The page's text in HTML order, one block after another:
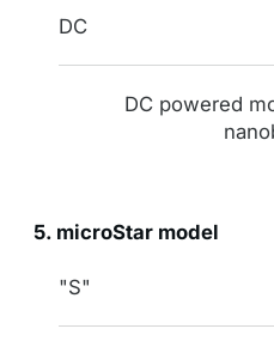
DC
DC powered
5. microStar model
indication
"S"